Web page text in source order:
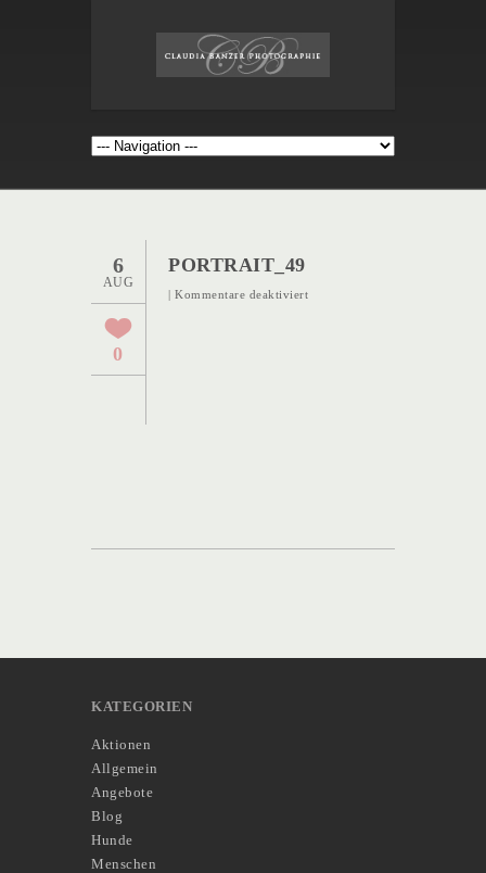
6
AUG
0
PORTRAIT_49
| Kommentare deaktiviertfür
KATEGORIEN
Aktionen
Allgemein
Angebote
Blog
Hunde
Menschen